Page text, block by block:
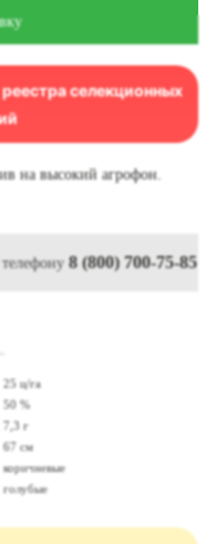
селекционных
на высокий агрофон.
8 (800) 700-75-85
25 ц/га
50 %
7,3 г
67 см
коричневые
голубые